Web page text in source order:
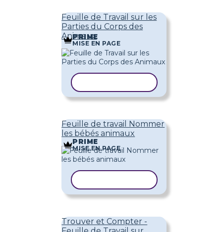
Feuille de Travail sur les
Parties du Corps des
Animaux
PRIME
MISE EN PAGE
Feuille de travail Nommer
les bébés animaux
PRIME
MISE EN PAGE
Trouver et Compter -